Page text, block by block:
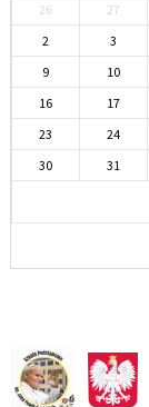
26 27
2
3
9
10
16
17
23
24
30
31